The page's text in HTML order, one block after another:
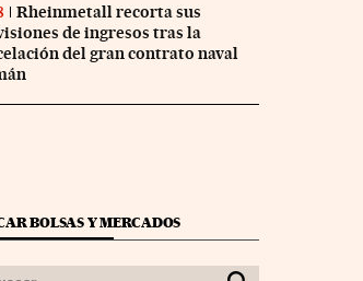
Rheinmetall recorta sus
de ingresos tras la
del gran contrato naval
BOLSAS Y MERCADOS